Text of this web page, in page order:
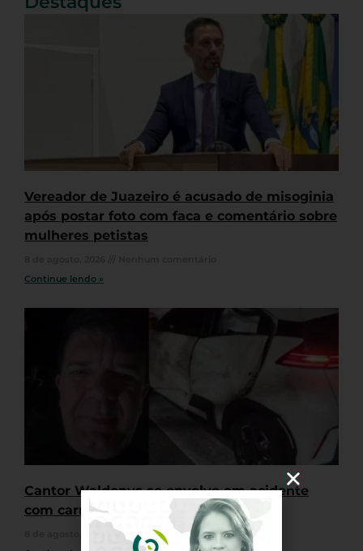
Vereador de Juazeiro é acusado de misoginia
após postar foto com faca e comentário sobre
mulheres petistas
Continue lendo »
Cantor Waldonys se envolve em acidente
com carro em Fortaleza
Nenhum comentário